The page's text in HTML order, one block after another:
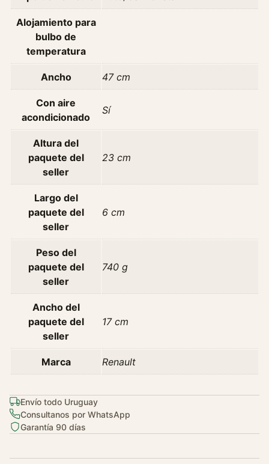
i
d
Alojamiento para
bulbo de
temperatura
Ancho 47 cm
Con aire
acondicionado
Sí
Altura del
paquete del
seller
23 cm
Largo del
paquete del
seller
6 cm
Peso del
paquete del
seller
740 g
Ancho del
paquete del
seller
17 cm
Marca Renault
Envío todo Uruguay
Consultanos por WhatsApp
Garantía 90 días